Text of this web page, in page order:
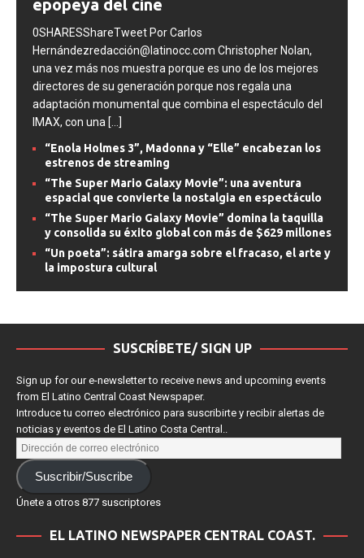
epopeya del cine
0SHARESShareTweet Por Carlos
Hernándezredacción@latinocc.com Christopher Nolan,
una vez más nos muestra porque es uno de los mejores
directores de su generación porque nos regala una
adaptación monumental que combina el espectáculo del
[...]
“Enola Holmes 3”, Madonna y “Elle” encabezan los
estrenos de streaming
“The Super Mario Galaxy Movie”: una aventura
espacial que convierte la nostalgia en espectáculo
“The Super Mario Galaxy Movie” domina la taquilla
y consolida su éxito global con más de $629 millones
“Un poeta”: sátira amarga sobre el fracaso, el arte y
la impostura cultural
SUSCRÍBETE/ SIGN UP
Sign up for our e-newsletter to receive news and upcoming events
from El Latino Central Coast Newspaper.
Introduce tu correo electrónico para suscribirte y recibir alertas de
noticias y eventos de El Latino Costa Central..
Únete a otros 877 suscriptores